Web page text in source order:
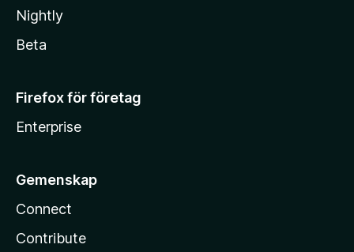
Nightly
Beta
Firefox för företag
Enterprise
Gemenskap
Connect
Contribute